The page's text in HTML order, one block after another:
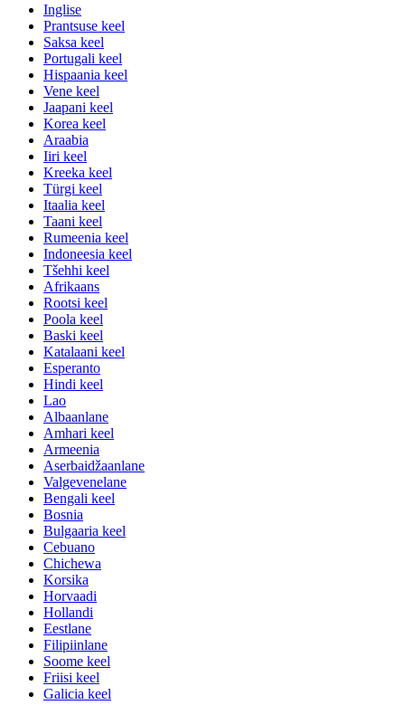
Inglise
Prantsuse keel
Saksa keel
Portugali keel
Hispaania keel
Vene keel
Jaapani keel
Korea keel
Araabia
Iiri keel
Kreeka keel
Türgi keel
Itaalia keel
Taani keel
Rumeenia keel
Indoneesia keel
Tšehhi keel
Afrikaans
Rootsi keel
Poola keel
Baski keel
Katalaani keel
Esperanto
Hindi keel
Lao
Albaanlane
Amhari keel
Armeenia
Aserbaidžaanlane
Valgevenelane
Bengali keel
Bosnia
Bulgaaria keel
Cebuano
Chichewa
Korsika
Horvaadi
Hollandi
Eestlane
Filipiinlane
Soome keel
Friisi keel
Galicia keel